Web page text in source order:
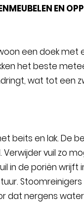
EN
een doek met
het beste
wat tot een
beits en lak. De
vuil zo
in de poriën wrijft
Stoomreinigers
dat nergens